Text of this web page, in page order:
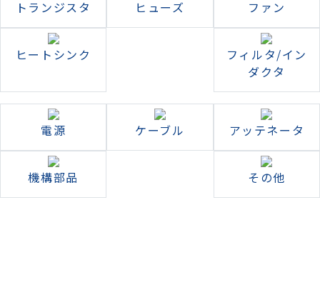
トランジスタ ヒューズ ファン
ヒートシンク
フィルタ/イン
ダクタ
電源 ケーブル アッテネータ
機構部品 その他